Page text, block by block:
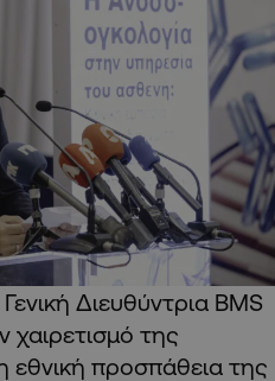
Γενική Διευθύντρια BMS
της
προσπάθεια της